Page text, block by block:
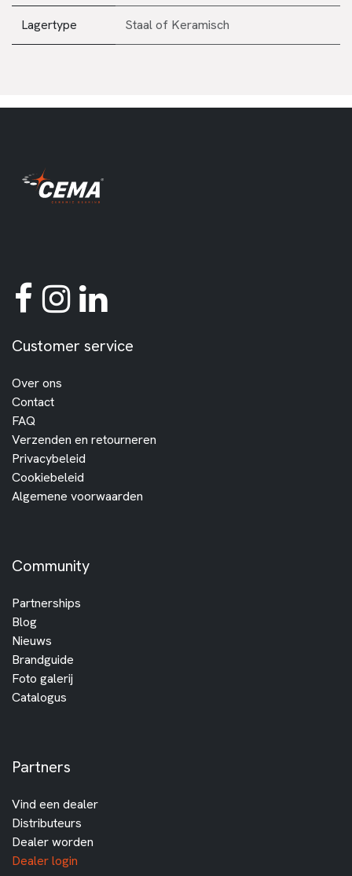
Lagertype Staalof Keramisch
Customer service
Over ons
Contact
FAQ
Verzenden en retourneren
Privacybeleid
Cookiebeleid
Algemene voorwaarden
Community
Partnerships
Blog
Nieuws
Brandguide
Foto galerij
Catalogus
Partners
Vind een dealer
Distributeurs
Dealer worden
Dealer login